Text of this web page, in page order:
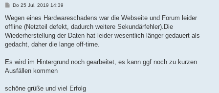
B
i
r
a
Do 25 Jul, 2019 14:39
Wegen eines Hardwareschadens war die Webseite und Forum leider
offline (Netzteil defekt, dadurch weitere Sekundärfehler).Die
Wiederherstellung der Daten hat leider wesentlich länger gedauert als
gedacht, daher die lange off-time.
Es wird im Hintergrund noch gearbeitet, es kann ggf noch zu kurzen
Ausfällen kommen
schöne grüße und viel Erfolg